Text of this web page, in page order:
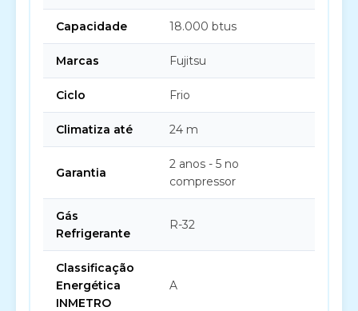
Capacidade 18.000 btus
Marcas Fujitsu
Ciclo Frio
Climatiza até 24 m
Garantia
2 anos - 5 no
compressor
Gás
Refrigerante
R-32
Classificação
Energética
INMETRO
A